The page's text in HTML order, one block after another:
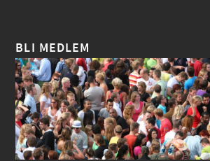
BLI MEDLEM